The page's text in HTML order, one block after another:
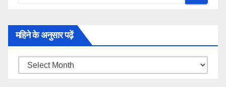
महिने के अनुसार पढ़ें
महिने